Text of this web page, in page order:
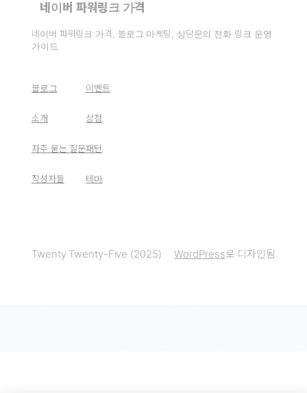
네이버 파워링크 가격
네이버 파워링크 가격, 블로그 마케팅, 상담문의 전화 링크 운영
가이드
블로그
소개
자주 묻는 질문
작성자들
이벤트
상점
패턴
테마
Twenty Twenty-Five (2025) WordPress로 디자인됨